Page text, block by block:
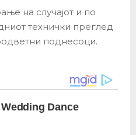
на случајот и по
технички преглед
поднесоци.